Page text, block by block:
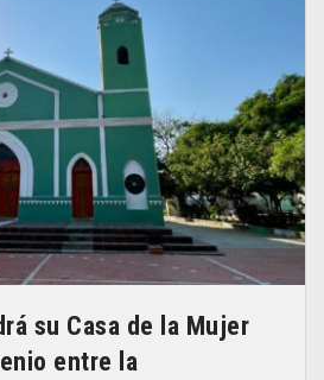
su Casa de la Mujer
entre la